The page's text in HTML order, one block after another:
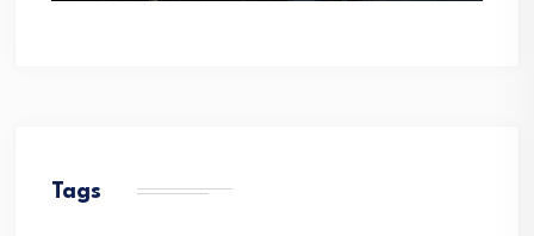
Tags